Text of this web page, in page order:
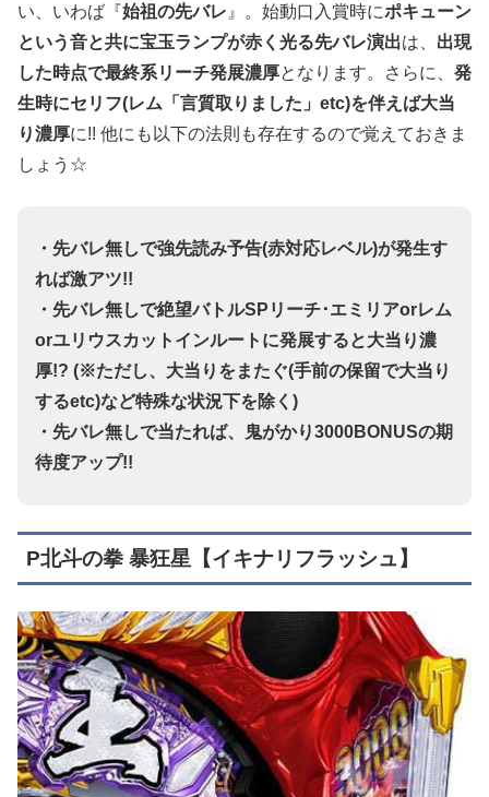
い、いわば『始祖の先バレ 』。始動口入賞時にポキューン
という音と共に宝玉ランプが赤く光る先バレ演出は、 出現
した時点で最終系リーチ発展濃厚となります。さらに、 発
生時にセリフ(レム「言質取りました」etc)を伴えば大当
り濃厚に!! 他にも以下の法則も存在するので覚えておきま
しょう☆
・先バレ無しで強先読み予告(赤対応レベル)が発生す
れば激アツ!!
・先バレ無しで絶望バトルSPリーチ･エミリアorレム
orユリウスカットインルートに発展すると大当り濃
厚!? (※ただし、大当りをまたぐ(手前の保留で大当り
するetc)など特殊な状況下を除く)
・先バレ無しで当たれば、鬼がかり3000BONUSの期
待度アップ!!
P北斗の拳 暴狂星【イキナリフラッシュ】